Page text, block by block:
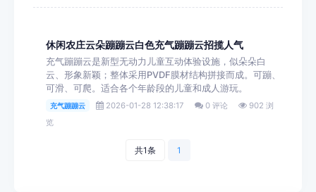
休闲农庄云朵蹦蹦云白色充气蹦蹦云招揽人气
充气蹦蹦云是新型无动力儿童互动体验设施，似朵朵白
云、形象新颖；整体采用PVDF膜材结构拼接而成。可蹦、
可滑、可爬。适合各个年龄段的儿童和成人游玩。
充气蹦蹦云 2026-01-28 12:38:17 0 评论
902 浏
览
共1条 1